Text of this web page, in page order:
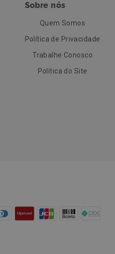
Sobre nós
Quem Somos
Política de Privacidade
Trabalhe Conosco
Política do Site